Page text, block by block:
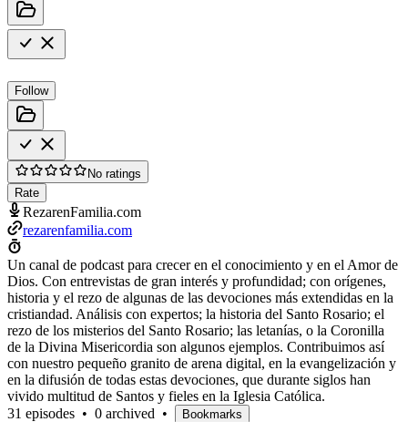
Follow
No ratings
Rate
RezarenFamilia.com
rezarenfamilia.com
Un canal de podcast para crecer en el conocimiento y en el Amor de
Dios. Con entrevistas de gran interés y profundidad; con orígenes,
historia y el rezo de algunas de las devociones más extendidas en la
cristiandad. Análisis con expertos; la historia del Santo Rosario; el
rezo de los misterios del Santo Rosario; las letanías, o la Coronilla
de la Divina Misericordia son algunos ejemplos. Contribuimos así
con nuestro pequeño granito de arena digital, en la evangelización y
en la difusión de todas estas devociones, que durante siglos han
vivido multitud de Santos y fieles en la Iglesia Católica.
31 episodes • 0 archived • Bookmarks